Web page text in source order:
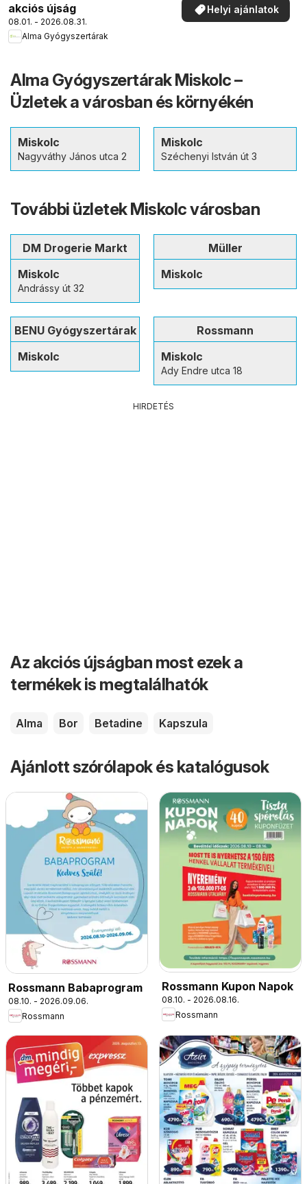
akciós újság
08.01. - 2026.08.31.
Alma Gyógyszertárak
Helyi ajánlatok
Alma Gyógyszertárak Miskolc –
Üzletek a városban és környékén
Miskolc
Nagyváthy János utca 2
Miskolc
Széchenyi István út 3
További üzletek Miskolc városban
DM Drogerie Markt
Miskolc
Andrássy út 32
Müller
Miskolc
BENU Gyógyszertárak
Miskolc
Rossmann
Miskolc
Ady Endre utca 18
HIRDETÉS
Az akciós újságban most ezek a
termékek is megtalálhatók
Alma Bor Betadine Kapszula
Ajánlott szórólapok és katalógusok
Rossmann Babaprogram
08.10. - 2026.09.06.
Rossmann
Rossmann Kupon Napok
08.10. - 2026.08.16.
Rossmann